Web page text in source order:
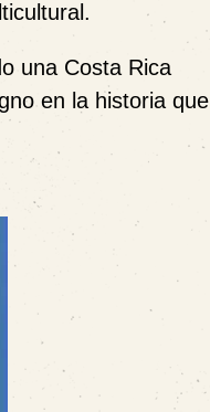
una Costa Rica
en la historia que